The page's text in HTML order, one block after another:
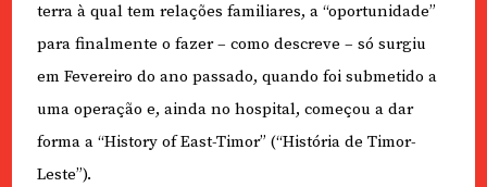
terra à qual tem relações familiares, a “oportunidade”
para finalmente o fazer – como descreve – só surgiu
em Fevereiro do ano passado, quando foi submetido a
uma operação e, ainda no hospital, começou a dar
forma a “History of East-Timor” (“História de Timor-
Leste”).